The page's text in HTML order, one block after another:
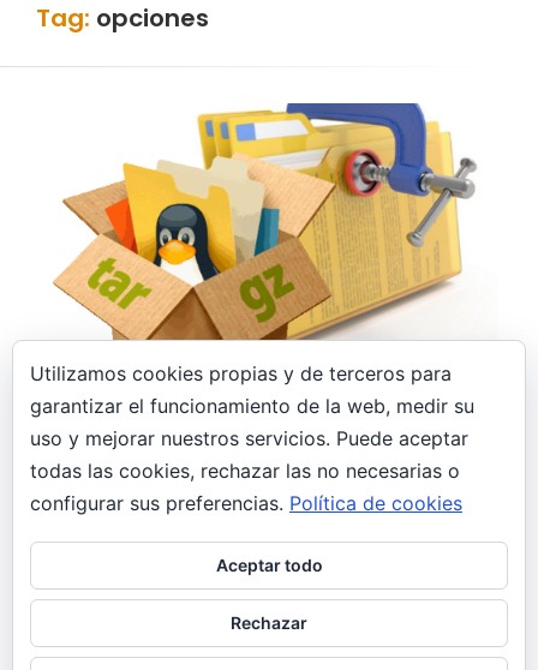
Tag: opciones
8 febrero, 2020
Archivar, desarchivar, comprimir y
descomprimir .tar.gz, .tar, .gz y .zip en Linux
General
Todo informático que se precie tiene en su blog
el típico post como «nota» o «recordatorio» con
comandos para comprimir/descomprimir.
¡Pues justo has caído en el mío!
Utilizamos cookies propias y de terceros para
garantizar el funcionamiento de la web, medir su
uso y mejorar nuestros servicios. Puede aceptar
todas las cookies, rechazar las no necesarias o
configurar sus preferencias. Política de cookies
Aceptar todo
Rechazar